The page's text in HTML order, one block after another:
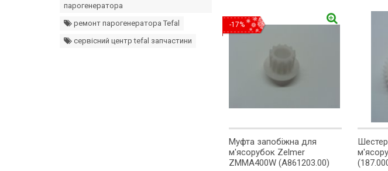
парогенератора
ремонт парогенератора Tefal
сервісний центр tefal запчастини
-17%
Муфта запобіжна для
м'ясорубок Zelmer
ZMMA400W (A861203.00)